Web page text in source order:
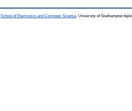
School of Electronics and Computer Science , University of Southampton